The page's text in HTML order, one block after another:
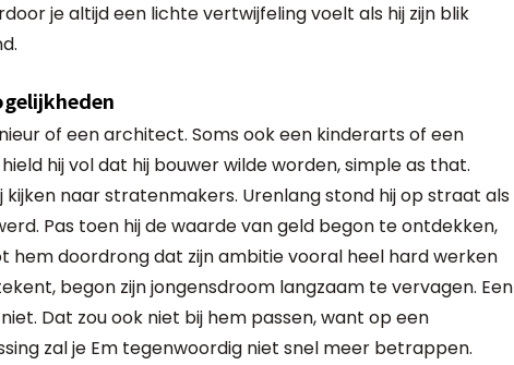
je altijd een lichte vertwijfeling voelt als hij zijn blik
of een architect. Soms ook een kinderarts of een
hij vol dat hij bouwer wilde worden, simple as that.
kijken naar stratenmakers. Urenlang stond hij op straat als
Pas toen hij de waarde van geld begon te ontdekken,
hem doordrong dat zijn ambitie vooral heel hard werken
begon zijn jongensdroom langzaam te vervagen. Een
Dat zou ook niet bij hem passen, want op een
zal je Em tegenwoordig niet snel meer betrappen.